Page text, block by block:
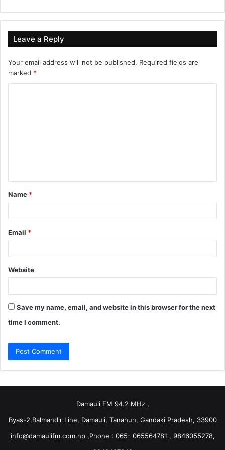
Leave a Reply
Your email address will not be published. Required fields are
marked *
t
*
Name *
Email *
Website
Save my name, email, and website in this browser for the next
time I comment.
Damauli FM 94.2 MHz ,
Byas-2,Balmandir Line, Damauli, Tanahun, Gandaki Pradesh, 33900
info@damaulifm.com.np,Phone : 065- 065564781 , 9846055278,